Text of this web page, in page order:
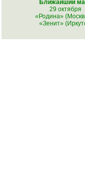
Ближайший
29 октября
«Родина»
«Зенит»